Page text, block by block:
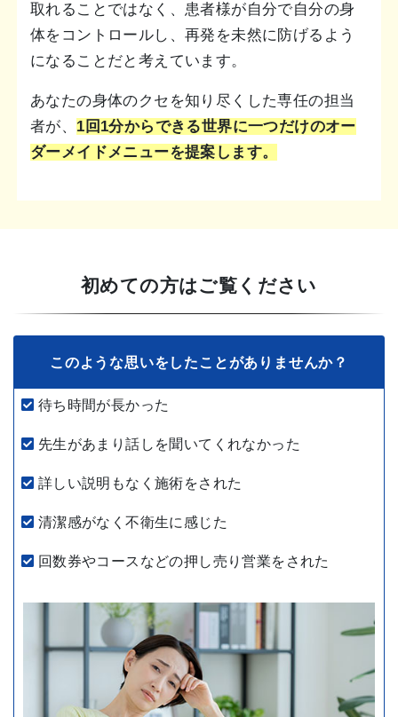
取れることではなく、患者様が自分で自分の身
体をコントロールし、再発を未然に防げるよう
になることだと考えています。
あなたの身体のクセを知り尽くした専任の担当
者が、 1回1分からできる世界に一つだけのオー
ダーメイドメニューを提案します。
初めての方はご覧ください
このような思いをしたことがありませんか？
待ち時間が長かった
先生があまり話しを聞いてくれなかった
詳しい説明もなく施術をされた
清潔感がなく不衛生に感じた
回数券やコースなどの押し売り営業をされた